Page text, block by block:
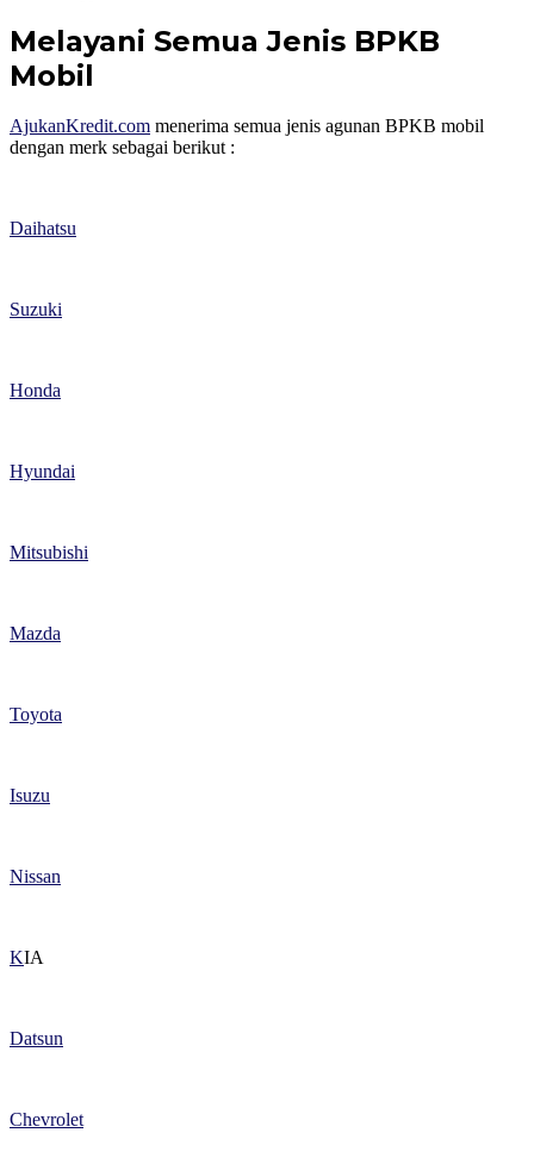
Melayani Semua Jenis BPKB
Mobil
AjukanKredit.com menerima semua jenis agunan BPKB mobil
dengan merk sebagai berikut :
Daihatsu
Suzuki
Honda
Hyundai
Mitsubishi
Mazda
Toyota
Isuzu
Nissan
KIA
Datsun
Chevrolet